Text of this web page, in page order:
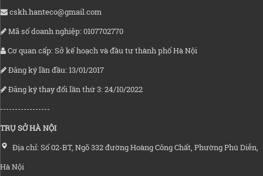
cskh.hanteco@gmail.com
Mã số doanh nghiệp: 0107702770
Cơ quan cấp: Sở kế hoạch và đầu tư thành phố Hà Nội
Đăng ký lần đầu: 13/01/2017
Đăng ký thay đổi lần thứ 3: 24/10/2022
-----------------
TRỤ SỞ HÀ NỘI
Địa chỉ: Số 02-BT, Ngõ 332 đường Hoàng Công Chất, Phường Phú Diễn,
Hà Nội